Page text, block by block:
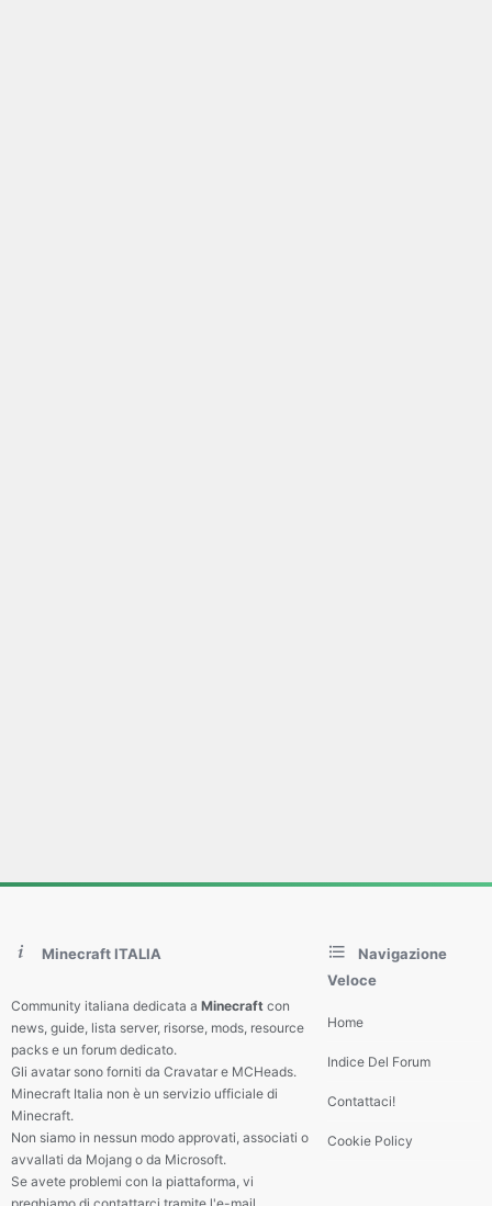
Minecraft ITALIA
Community italiana dedicata a Minecraft con
news, guide, lista server, risorse, mods, resource
packs e un forum dedicato.
Gli avatar sono forniti da Cravatar e MCHeads.
Minecraft Italia non è un servizio ufficiale di
Minecraft.
Non siamo in nessun modo approvati, associati o
avvallati da Mojang o da Microsoft.
Se avete problemi con la piattaforma, vi
Navigazione
Veloce
Home
Indice Del Forum
Contattaci!
Cookie Policy